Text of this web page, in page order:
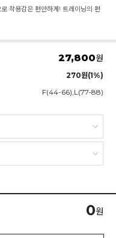
착용감은 편안하게! 트레이닝의 편
27,800원
270원(1%)
F(44-66),L(77-88)
0원